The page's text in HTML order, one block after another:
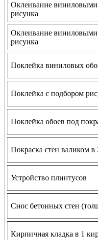
Оклеивание виниловыми
рисунка
Оклеивание
рисунка
Поклейка виниловых
Поклейка с подбором
Поклейка обоев под
Покраска стен валиком в
Устройство плинтусов
Снос бетонных стен
Кирпичная кладка в 1